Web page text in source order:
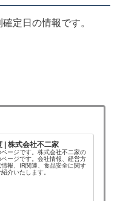
定日の情報です。
| 株式会社不二家
ージです。株式会社不二家の
ージです。会社情報、経営方
報、IR関連、食品安全に関す
介いたします。